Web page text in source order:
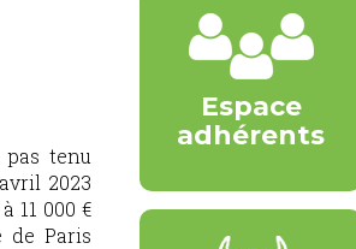
tenu
2023
11 000 €
de Paris
Espace
adhérents